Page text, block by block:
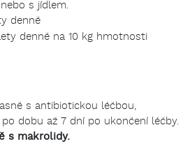
s jídlem.
denně
denně na 10 kg hmotnosti
s antibiotickou léčbou,
dobu až 7 dní po ukončení léčby.
s makrolidy.